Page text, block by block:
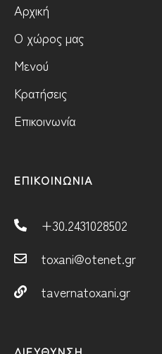
Αρχική
Ο χώρος μας
Μενού
Κρατήσεις
Επικοινωνία
ΕΠΙΚΟΙΝΩΝΙΑ
+30.2431028502
toxani@otenet.gr
tavernatoxani.gr